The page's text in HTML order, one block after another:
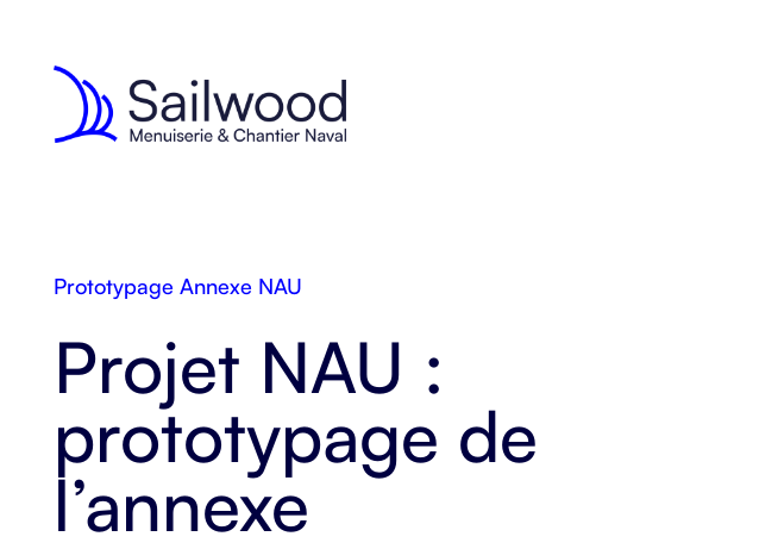
Prototypage Annexe NAU
Projet NAU :
prototypage de
l’annexe